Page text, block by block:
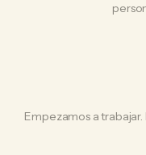
Empezamos a